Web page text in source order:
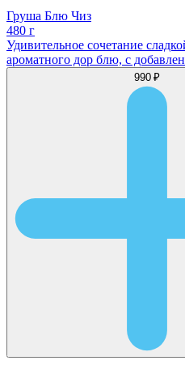
Груша Блю Чиз
480 г
Удивительное сочетание
ароматного дор блю, с
990 ₽